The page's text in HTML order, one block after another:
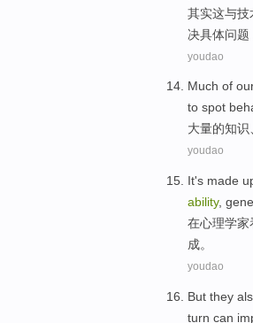
其实这与技
决具体问题
youdao
Much of
to spot
大量的知识
youdao
It's made
ability,
在心理学家
成。
youdao
But they
turn can